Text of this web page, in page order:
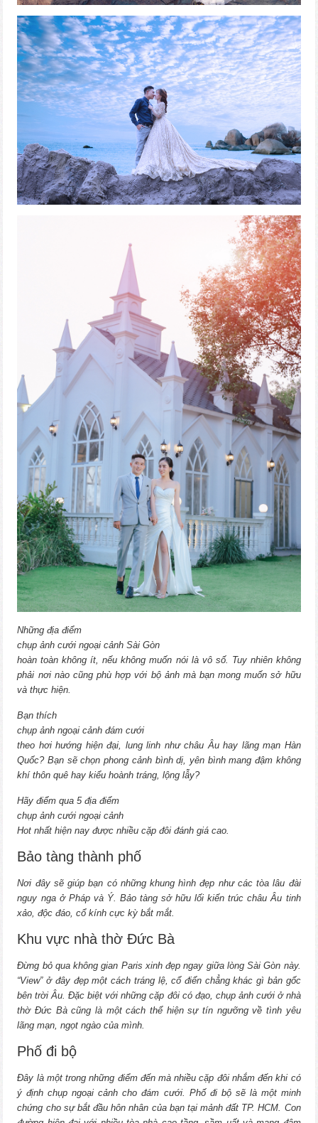
Những địa điểm
chụp ảnh cưới ngoại cảnh Sài Gòn
hoàn toàn không ít, nếu không muốn nói là vô số. Tuy nhiên không
phải nơi nào cũng phù hợp với bộ ảnh mà bạn mong muốn sở hữu
và thực hiện.
Bạn thích
chụp ảnh ngoại cảnh đám cưới
theo hơi hướng hiện đại, lung linh như châu Âu hay lãng mạn Hàn
Quốc? Bạn sẽ chọn phong cảnh bình dị, yên bình mang đậm không
khí thôn quê hay kiểu hoành tráng, lộng lẫy?
Hãy điểm qua 5 địa điểm
chụp ảnh cưới ngoại cảnh
Hot nhất hiện nay được nhiều cặp đôi đánh giá cao.
Bảo tàng thành phố
Nơi đây sẽ giúp bạn có những khung hình đẹp như các tòa lâu đài
nguy nga ở Pháp và Ý. Bảo tàng sở hữu lối kiến trúc châu Âu tinh
xảo, độc đáo, cổ kính cực kỳ bắt mắt.
Khu vực nhà thờ Đức Bà
Đừng bỏ qua không gian Paris xinh đẹp ngay giữa lòng Sài Gòn này.
“View” ở đây đẹp một cách tráng lệ, cổ điển chẳng khác gì bản gốc
bên trời Âu. Đặc biệt với những cặp đôi có đạo, chụp ảnh cưới ở nhà
thờ Đức Bà cũng là một cách thể hiện sự tín ngưỡng về tình yêu
lãng mạn, ngọt ngào của mình.
Phố đi bộ
Đây là một trong những điểm đến mà nhiều cặp đôi nhắm đến khi có
ý định chụp ngoại cảnh cho đám cưới. Phố đi bộ sẽ là một minh
chứng cho sự bắt đầu hôn nhân của bạn tại mảnh đất TP. HCM. Con